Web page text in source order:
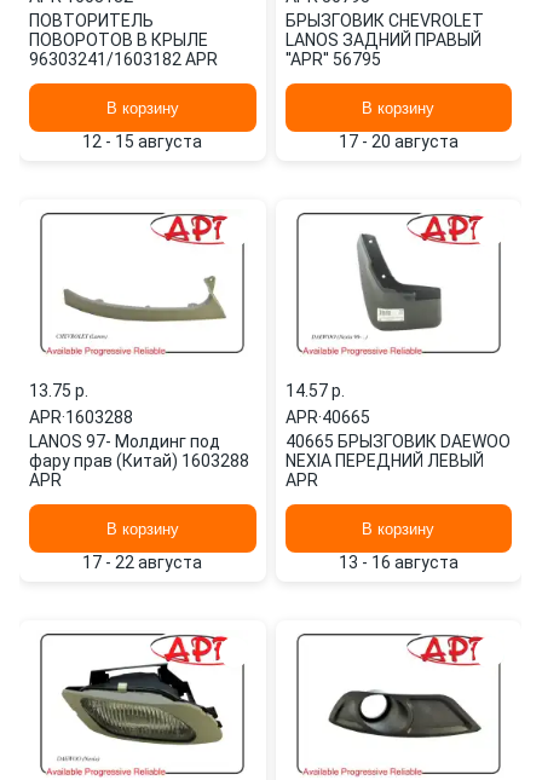
ПОВТОРИТЕЛЬ
ПОВОРОТОВ В КРЫЛЕ
96303241/1603182 APR
В корзину
12 - 15 августа
БРЫЗГОВИК СHEVROLET
LANOS ЗАДНИЙ ПРАВЫЙ
''APR'' 56795
В корзину
17 - 20 августа
13.75 p.
APR·1603288
LANOS 97- Молдинг под
фару прав (Китай) 1603288
APR
В корзину
17 - 22 августа
14.57 p.
APR·40665
40665 БРЫЗГОВИК DAEWOO
NEXIA ПЕРЕДНИЙ ЛЕВЫЙ
APR
В корзину
13 - 16 августа